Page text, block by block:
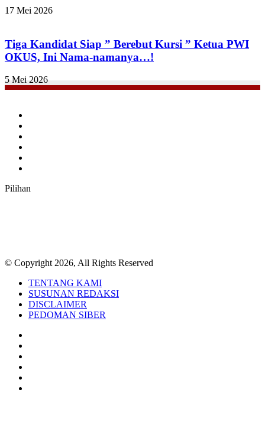
17 Mei 2026
Tiga Kandidat Siap ” Berebut Kursi ” Ketua PWI
OKUS, Ini Nama-namanya…!
5 Mei 2026
Pilihan
© Copyright 2026, All Rights Reserved
TENTANG KAMI
SUSUNAN REDAKSI
DISCLAIMER
PEDOMAN SIBER